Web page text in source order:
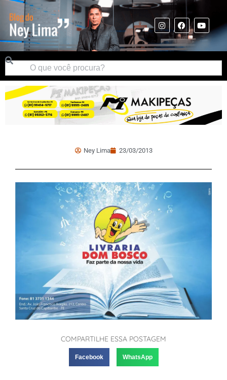
Ney Lima 23/03/2013
COMPARTILHE ESSA POSTAGEM
Facebook WhatsApp